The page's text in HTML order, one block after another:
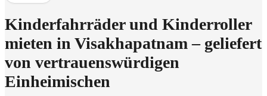
Kinderfahrräder und Kinderroller
mieten in Visakhapatnam – geliefert
von vertrauenswürdigen
Einheimischen